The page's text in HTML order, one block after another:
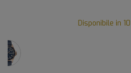
Disponibile in